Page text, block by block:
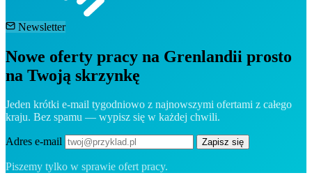
Newsletter
Nowe oferty pracy na Grenlandii prosto
na Twoją skrzynkę
Jeden krótki e-mail tygodniowo z najnowszymi ofertami z całego
kraju. Bez spamu — wypisz się w każdej chwili.
Adres e-mail Zapisz się
Piszemy tylko w sprawie ofert pracy.